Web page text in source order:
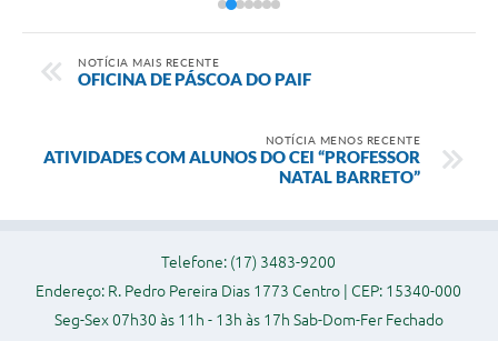
NOTÍCIA MAIS RECENTE
OFICINA DE PÁSCOA DO PAIF
NOTÍCIA MENOS RECENTE
ATIVIDADES COM ALUNOS DO CEI “PROFESSOR
NATAL BARRETO”
Telefone: (17) 3483-9200
Endereço: R. Pedro Pereira Dias 1773 Centro | CEP: 15340-000
Seg-Sex 07h30 às 11h - 13h às 17h Sab-Dom-Fer Fechado